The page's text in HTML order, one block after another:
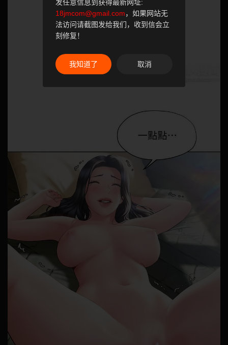
发任意信息到获得最新网址:
18jmcom@gmail.com，如果网站无
法访问请截图发给我们，收到信会立
刻修复！
我知道了 取消